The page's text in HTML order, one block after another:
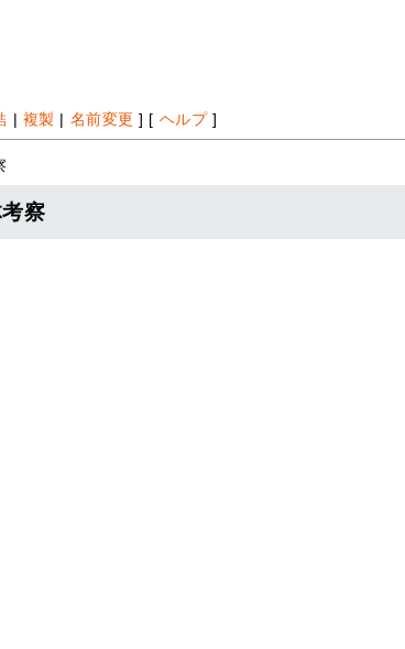
| 複製 | 名前変更 ] [ ヘルプ]
察